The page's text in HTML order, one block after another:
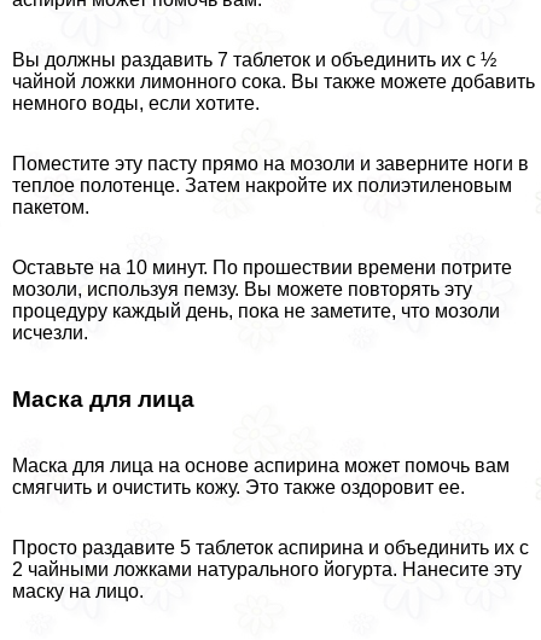
Вы должны раздавить 7 таблеток и объединить их с ½
чайной ложки лимонного сока. Вы также можете добавить
немного воды, если хотите.
Поместите эту пасту прямо на мозоли и заверните ноги в
теплое полотенце. Затем накройте их полиэтиленовым
пакетом.
Оставьте на 10 минут. По прошествии времени потрите
мозоли, используя пемзу. Вы можете повторять эту
процедуру каждый день, пока не заметите, что мозоли
исчезли.
Маска для лица
Маска для лица на основе аспирина может помочь вам
смягчить и очистить кожу. Это также оздоровит ее.
Просто раздавите 5 таблеток аспирина и объединить их с
2 чайными ложками натурального йогурта. Нанесите эту
маску на лицо.